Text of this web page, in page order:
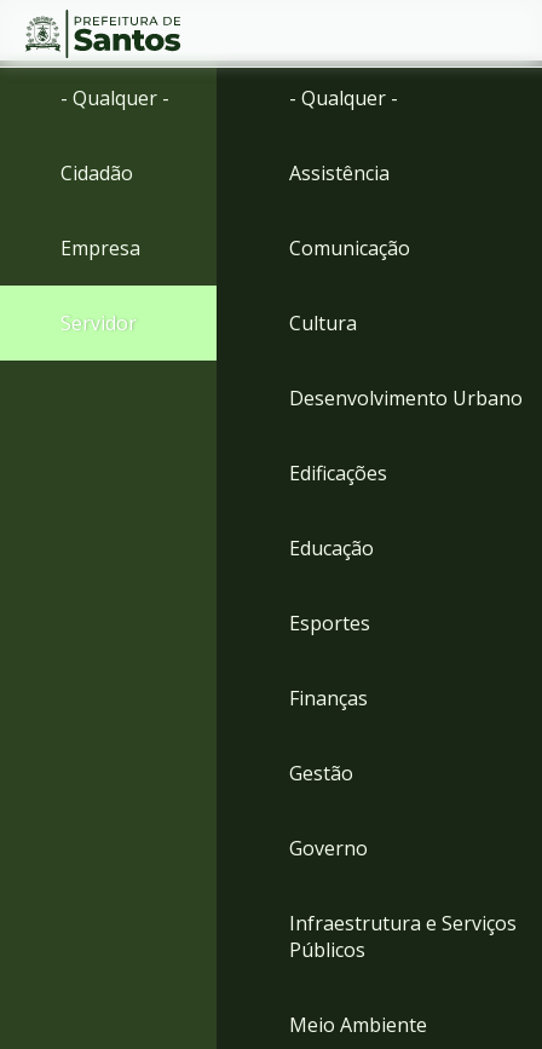
Ir
menu
para
Conteúdo
- Qualquer -
Cidadão
Empresa
Servidor
- Qualquer -
Assistência
Comunicação
Cultura
Desenvolvimento Urbano
Edificações
Educação
Esportes
Finanças
Gestão
Governo
Infraestrutura e Serviços
Públicos
Meio Ambiente